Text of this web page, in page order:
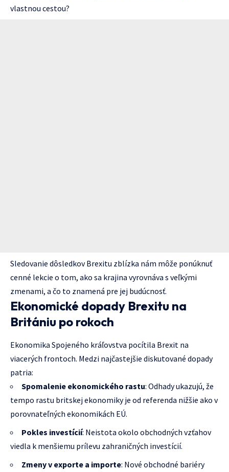
vlastnou cestou?
Sledovanie dôsledkov Brexitu zblízka nám môže ponúknuť
cenné lekcie o tom, ako sa krajina vyrovnáva s veľkými
zmenami, a čo to znamená pre jej budúcnosť.
Ekonomické dopady Brexitu na
Britániu po rokoch
Ekonomika Spojeného kráľovstva pocítila Brexit na
viacerých frontoch. Medzi najčastejšie diskutované dopady
patria:
Spomalenie ekonomického rastu: Odhady ukazujú, že
tempo rastu britskej ekonomiky je od referenda nižšie ako v
porovnateľných ekonomikách EÚ.
Pokles investícií: Neistota okolo obchodných vzťahov
viedla k menšiemu prílevu zahraničných investícií.
Zmeny v exporte a importe: Nové obchodné bariéry